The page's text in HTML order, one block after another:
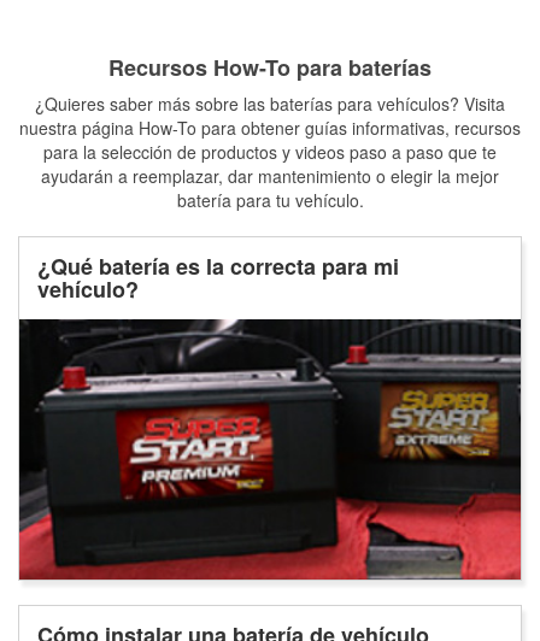
Recursos How-To para baterías
¿Quieres saber más sobre las baterías para vehículos? Visita
nuestra página How-To para obtener guías informativas, recursos
para la selección de productos y videos paso a paso que te
ayudarán a reemplazar, dar mantenimiento o elegir la mejor
batería para tu vehículo.
¿Qué batería es la correcta para mi
vehículo?